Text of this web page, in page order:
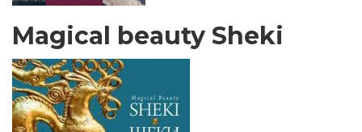
Magical beauty Sheki